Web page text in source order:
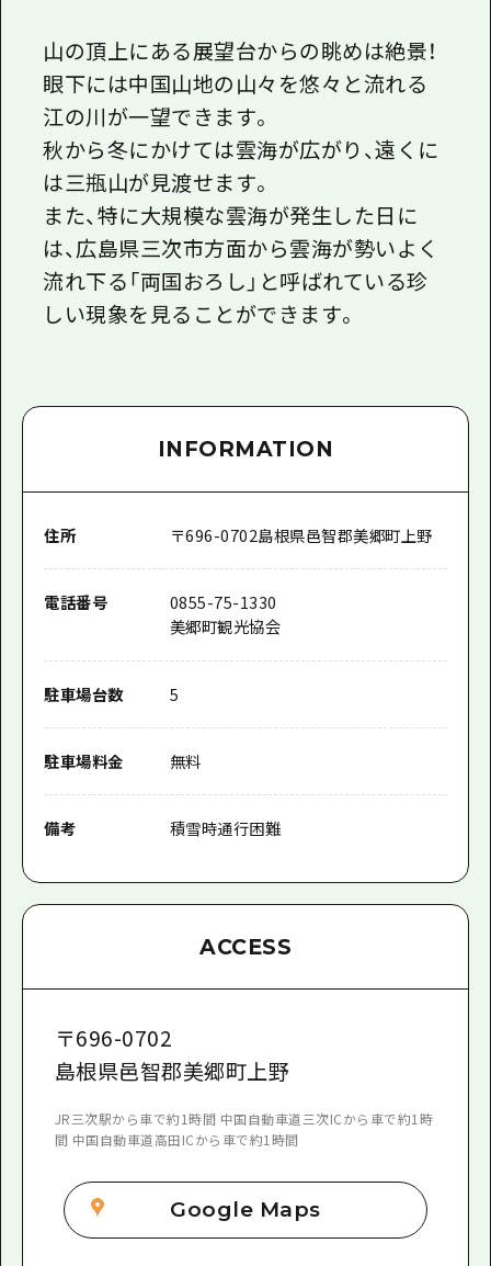
よくあるご質問
メディア掲載情報
フォトダウンロード
関連リンク
山の頂上にある展望台からの眺めは絶景！
眼下には中国山地の山々を悠々と流れる
江の川が一望できます。
秋から冬にかけては雲海が広がり、遠くに
は三瓶山が見渡せます。
また、特に大規模な雲海が発生した日に
は、広島県三次市方面から雲海が勢いよく
流れ下る「両国おろし」と呼ばれている珍
しい現象を見ることができます。
INFORMATION
住所 〒696-0702島根県邑智郡美郷町上野
電話番号
0855-75-1330
美郷町観光協会
駐車場台数 5
駐車場料金 無料
備考 積雪時通行困難
ACCESS
〒696-0702
島根県邑智郡美郷町上野
JR三次駅から車で約1時間 中国自動車道三次ICから車で約1時
間 中国自動車道高田ICから車で約1時間
Google Maps